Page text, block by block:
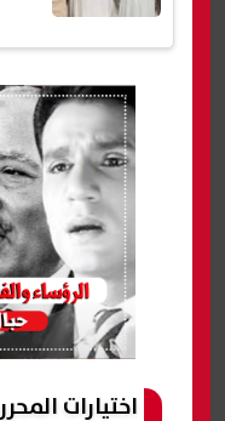
اختيارات المحرر